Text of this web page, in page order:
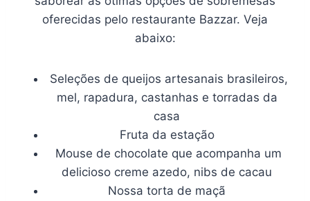
oferecidas pelo restaurante Bazzar. Veja
abaixo:
Seleções de queijos artesanais brasileiros,
mel, rapadura, castanhas e torradas da
casa
Fruta da estação
Mouse de chocolate que acompanha um
delicioso creme azedo, nibs de cacau
Nossa torta de maçã